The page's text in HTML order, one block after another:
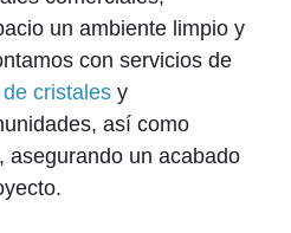
un ambiente limpio y
con servicios de
cristales y
así como
asegurando un acabado